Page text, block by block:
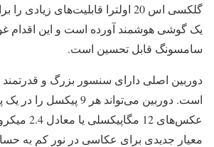
گلکسی اس 20 اولترا قابلیت‌های زیادی
یک گوشی‌ هوشمند آورده است و این اقدام
سامسونگ قابل تحسین است.
است. دوربین می‌تواند هر 9
عکس‌های 12
معیار جدیدی برای عکاسی در نور کم به